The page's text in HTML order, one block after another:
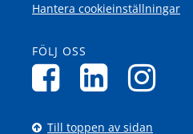
Hantera cookieinställningar
FÖLJ OSS
Till toppen av sidan